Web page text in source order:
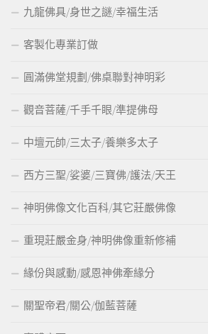
九龍佛具/身世之謎/幸福生活
客製化專業訂做
圓滿佛堂規劃/佛桌聯對神明彩
觀音菩薩/千手千眼/準提佛母
中壇元帥/三太子/養樂多太子
西方三聖/娑婆/三寶佛/護法/天王
神明佛像文化百科/其它莊嚴佛像
重現莊嚴金身/神明佛像重新修補
緣份與感動/感恩神佛牽緣分
關聖帝君/關公/伽藍菩薩